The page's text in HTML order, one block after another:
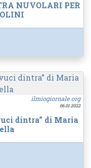
NUVOLARI PER
ilmiogiornale.org
06.01.2022
dintra” di Maria